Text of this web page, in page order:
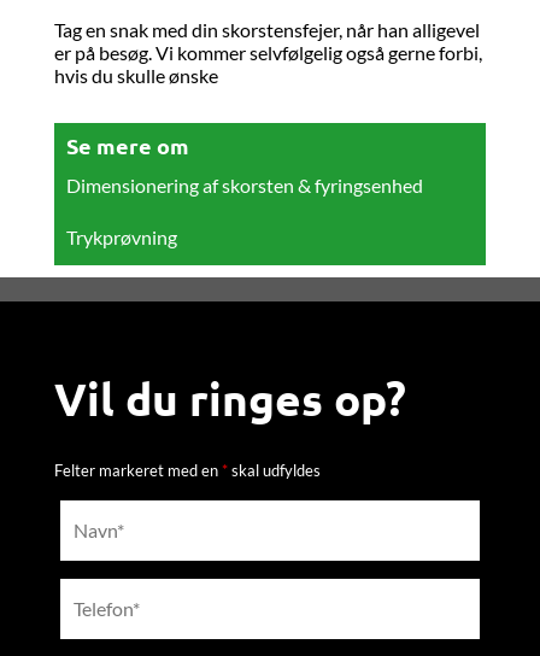
Tag en snak med din skorstensfejer, når han alligevel
er på besøg. Vi kommer selvfølgelig også gerne forbi,
hvis du skulle ønske
Se mere om
Dimensionering af skorsten & fyringsenhed
Trykprøvning
Vil du ringes op?
Felter markeret med en*skal udfyldes